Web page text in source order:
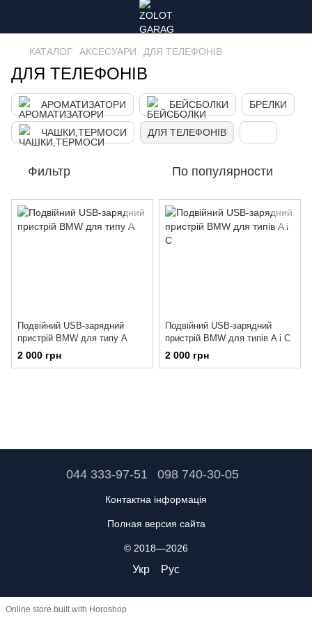
КАТАЛОГ АКСЕСУАРИ ДЛЯ ТЕЛЕФОНІВ
ДЛЯ ТЕЛЕФОНІВ
АРОМАТИЗАТОРИ БЕЙСБОЛКИ БРЕЛКИ
ЧАШКИ,ТЕРМОСИ ДЛЯ ТЕЛЕФОНІВ
Фильтр По популярности
Подвійний USB-зарядний
пристрій BMW для типу A
2 000 грн
Подвійний USB-зарядний
пристрій BMW для типів A і C
2 000 грн
044 333-97-51 098 740-30-05
Контактна інформація
Полная версия сайта
© 2018—2026
Укр Рус
Online store built with Horoshop